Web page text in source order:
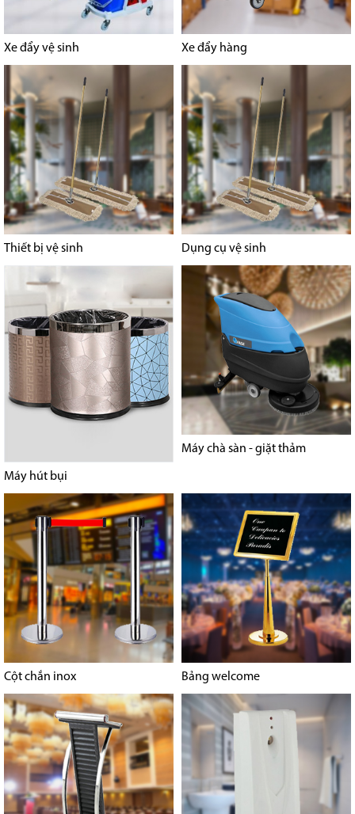
Xe đẩy vệ sinh Xe đẩy hàng
Thiết bị vệ sinh Dụng cụ vệ sinh
Máy hút bụi
Máy chà sàn - giặt thảm
Cột chắn inox Bảng welcome